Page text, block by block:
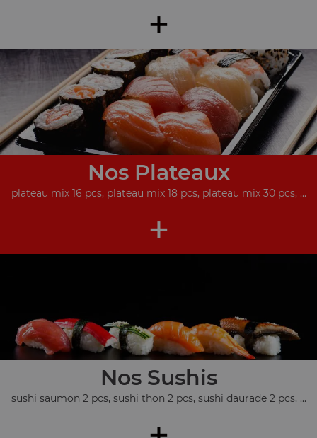
+
Nos Plateaux
plateau mix 16 pcs, plateau mix 18 pcs, plateau mix 30 pcs, ...
+
Nos Sushis
sushi saumon 2 pcs, sushi thon 2 pcs, sushi daurade 2 pcs, ...